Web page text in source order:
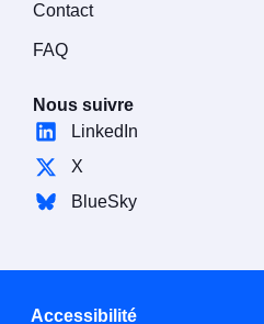
Contact
FAQ
Nous suivre
LinkedIn
X
BlueSky
Accessibilité